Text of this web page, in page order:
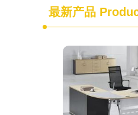
最新产品